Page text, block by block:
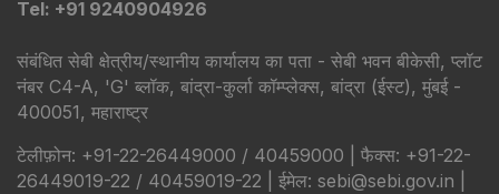
Tel: +91 9240904926
संबंधित सेबी क्षेत्रीय/स्थानीय कार्यालय का पता - सेबी भवन बीकेसी, प्लॉट
नंबर C4-A, 'G' ब्लॉक, बांद्रा-कुर्ला कॉम्प्लेक्स, बांद्रा (ईस्ट), मुंबई -
400051, महाराष्ट्र
टेलीफ़ोन: +91-22-26449000 / 40459000 | फैक्स: +91-22-
26449019-22 / 40459019-22 | ईमेल: sebi@sebi.gov.in |